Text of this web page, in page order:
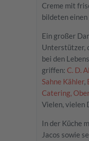
Creme mit
bildeten einen
Ein großer
Unterstützer,
bei den
griffen: C. D.
Sahne Kähler,
Catering,
Vielen, vielen
In der Küche
Jacos sowie